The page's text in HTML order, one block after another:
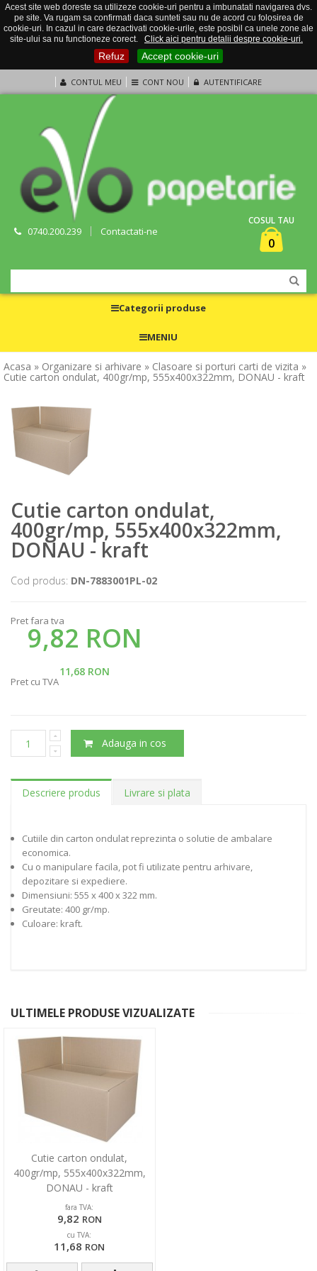
Acest site web doreste sa utilizeze cookie-uri pentru a imbunatati navigarea dvs.
pe site. Va rugam sa confirmati daca sunteti sau nu de acord cu folosirea de
cookie-uri. In cazul in care dezactivati cookie-urile, este posibil ca unele zone ale
site-ului sa nu functioneze corect.
Click aici pentru detalii despre cookie-uri.
Refuz Accept cookie-uri
CONTUL MEU CONT NOU AUTENTIFICARE
0740.200.239 Contactati-ne
COSUL TAU
0
Categorii produse
MENIU
Acasa » Organizare si arhivare » Clasoare si porturi carti de vizita »
Cutie carton ondulat, 400gr/mp, 555x400x322mm, DONAU - kraft
Cutie carton ondulat,
400gr/mp, 555x400x322mm,
DONAU - kraft
Cod produs: DN-7883001PL-02
Pret fara tva
9,82 RON
11,68 RON
Pret cu TVA
Adauga in cos
Descriere produs Livrare si plata
Cutiile din carton ondulat reprezinta o solutie de ambalare
economica.
Cu o manipulare facila, pot fi utilizate pentru arhivare,
depozitare si expediere.
Dimensiuni: 555 x 400 x 322 mm.
Greutate: 400 gr/mp.
Culoare: kraft.
ULTIMELE PRODUSE VIZUALIZATE
Cutie carton ondulat,
400gr/mp, 555x400x322mm,
DONAU - kraft
fara TVA:
9,82 RON
cu TVA:
11,68 RON